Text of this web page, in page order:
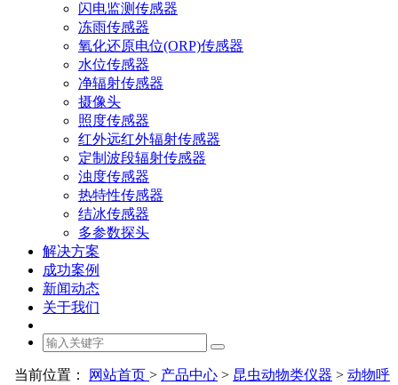
闪电监测传感器
冻雨传感器
氧化还原电位(ORP)传感器
水位传感器
净辐射传感器
摄像头
照度传感器
红外远红外辐射传感器
定制波段辐射传感器
浊度传感器
热特性传感器
结冰传感器
多参数探头
解决方案
成功案例
新闻动态
关于我们
当前位置： 网站首页 > 产品中心 > 昆虫动物类仪器 > 动物呼